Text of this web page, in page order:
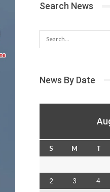
Search News
News By Date
S M T
2
3 4